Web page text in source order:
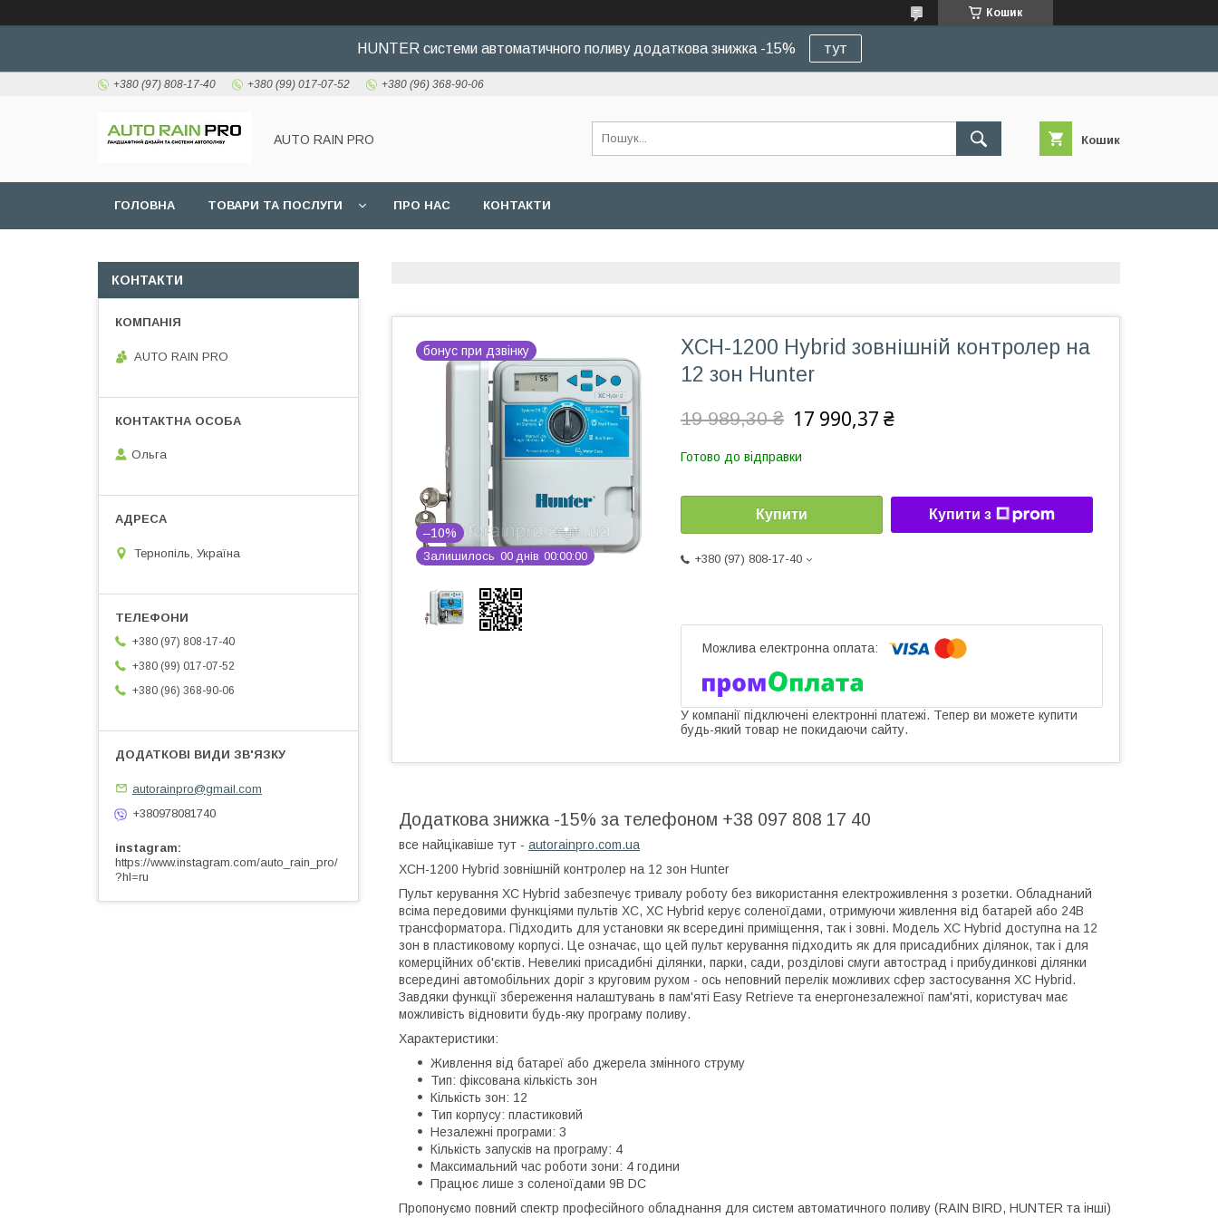
Кошик
HUNTER системи автоматичного поливу додаткова знижка -15% тут
+380 (97) 808-17-40 +380 (99) 017-07-52 +380 (96) 368-90-06
AUTO RAIN PRO Кошик
ГОЛОВНА ТОВАРИ ТА ПОСЛУГИ ПРО НАС КОНТАКТИ
бонус при дзвінку
–10%
Залишилось 00 днів 00 00 00
XCH-1200 Hybrid зовнішній контролер на
12 зон Hunter
19 989,30 ₴ 17 990,37 ₴
Готово до відправки
Купити Купити з
+380 (97) 808-17-40
У компанії підключені електронні платежі. Тепер ви можете купити
будь-який товар не покидаючи сайту.
Додаткова знижка -15% за телефоном +38 097 808 17 40
все найцікавіше тут - autorainpro.com.ua
XCH-1200 Hybrid зовнішній контролер на 12 зон Hunter
Пульт керування XC Hybrid забезпечує тривалу роботу без використання електроживлення з розетки. Обладнаний
всіма передовими функціями пультів XC, XC Hybrid керує соленоїдами, отримуючи живлення від батарей або 24В
трансформатора. Підходить для установки як всередині приміщення, так і зовні. Модель XC Hybrid доступна на 12
зон в пластиковому корпусі. Це означає, що цей пульт керування підходить як для присадибних ділянок, так і для
комерційних об'єктів. Невеликі присадибні ділянки, парки, сади, розділові смуги автострад і прибудинкові ділянки
всередині автомобільних доріг з круговим рухом - ось неповний перелік можливих сфер застосування XC Hybrid.
Завдяки функції збереження налаштувань в пам'яті Easy Retrieve та енергонезалежної пам'яті, користувач має
можливість відновити будь-яку програму поливу.
Характеристики:
Живлення від батареї або джерела змінного струму
Тип: фіксована кількість зон
Кількість зон: 12
Тип корпусу: пластиковий
Незалежні програми: 3
Кількість запусків на програму: 4
Максимальний час роботи зони: 4 години
Працює лише з соленоїдами 9В DC
Пропонуємо повний спектр професійного обладнання для систем автоматичного поливу (RAIN BIRD, HUNTER та інші)
КОНТАКТИ
AUTO RAIN PRO
Ольга
Тернопіль, Україна
+380 (97) 808-17-40
+380 (99) 017-07-52
+380 (96) 368-90-06
autorainpro@gmail.com
+380978081740
instagram
https://www.instagram.com/auto_rain_pro/
?hl=ru